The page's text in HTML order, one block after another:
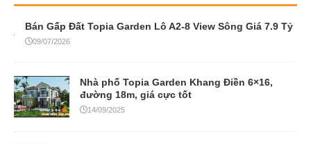
Bán Gấp Đất Topia Garden Lô A2-8 View Sông Giá 7.9 Tỷ
09/07/2026
Nhà phố Topia Garden Khang Điền 6×16,
đường 18m, giá cực tốt
14/09/2025